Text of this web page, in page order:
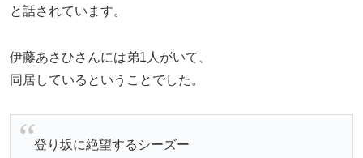
と話されています。
伊藤あさひさんには弟1人がいて、
同居しているということでした。
登り坂に絶望するシーズー